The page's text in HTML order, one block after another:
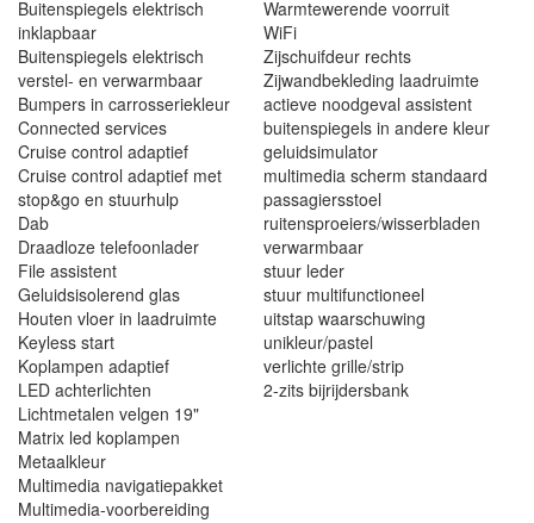
Buitenspiegels elektrisch
inklapbaar
Buitenspiegels elektrisch
verstel- en verwarmbaar
Bumpers in carrosseriekleur
Connected services
Cruise control adaptief
Cruise control adaptief met
stop&go en stuurhulp
Dab
Draadloze telefoonlader
File assistent
Geluidsisolerend glas
Houten vloer in laadruimte
Keyless start
Koplampen adaptief
LED achterlichten
Lichtmetalen velgen 19"
Matrix led koplampen
Metaalkleur
Multimedia navigatiepakket
Multimedia-voorbereiding
Warmtewerende voorruit
WiFi
Zijschuifdeur rechts
Zijwandbekleding laadruimte
actieve noodgeval assistent
buitenspiegels in andere kleur
geluidsimulator
multimedia scherm standaard
passagiersstoel
ruitensproeiers/wisserbladen
verwarmbaar
stuur leder
stuur multifunctioneel
uitstap waarschuwing
unikleur/pastel
verlichte grille/strip
2-zits bijrijdersbank